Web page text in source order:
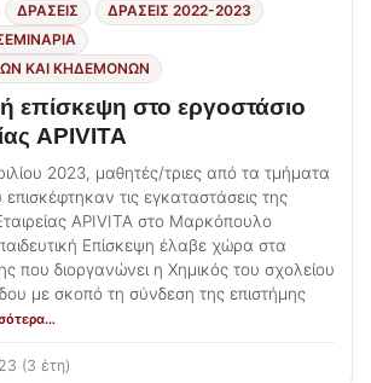
ΔΡΑΣΕΙΣ
ΔΡΆΣΕΙΣ 2022-2023
ΚΑΙ ΚΗΔΕΜΌΝΩΝ
επίσκεψη στο εργοστάσιο
APIVITA
2023, μαθητές/τριες από τα τμήματα
τις εγκαταστάσεις της
APIVITA στο Μαρκόπουλο
Επίσκεψη έλαβε χώρα στα
που διοργανώνει η Χημικός του σχολείου
με σκοπό τη σύνδεση της επιστήμης
(3 έτη)